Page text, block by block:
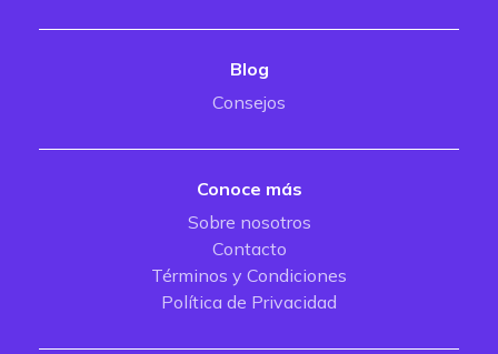
Blog
Consejos
Conoce más
Sobre nosotros
Contacto
Términos y Condiciones
Política de Privacidad